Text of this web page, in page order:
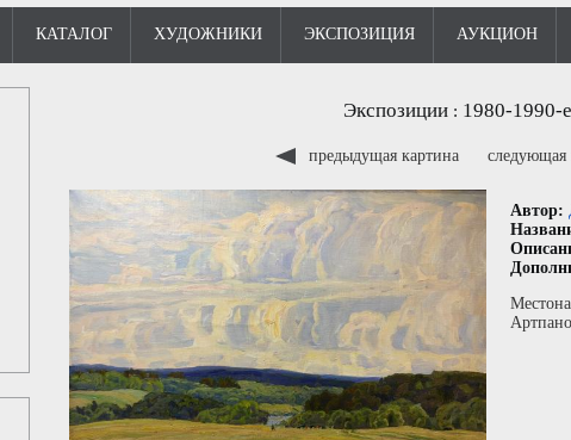
КАТАЛОГ ХУДОЖНИКИ ЭКСПОЗИЦИЯ АУКЦИОН
Экспозиции: 1980-1990-
предыдущая картина следующая
Автор: